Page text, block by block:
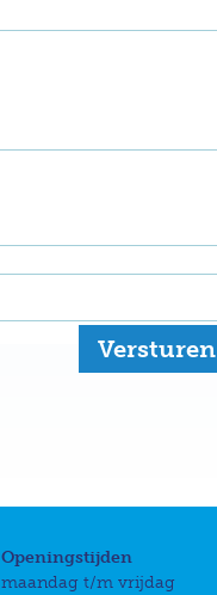
Versturen
Openingstijden
maandag t/m vrijdag